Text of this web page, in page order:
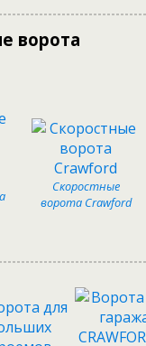
ворота
Скоростные
ворота Crawford